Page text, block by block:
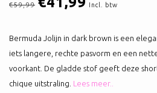
€59,99 Incl. btw
Bermuda Jolijn in dark brown is een
iets langere, rechte pasvorm en een
voorkant. De gladde stof geeft deze
chique uitstraling. Lees meer..